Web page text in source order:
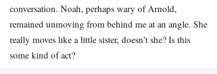
conversation. Noah, perhaps wary of Arnold,
remained unmoving from behind me at an angle. She
really moves like a little sister, doesn’t she? Is this
some kind of act?